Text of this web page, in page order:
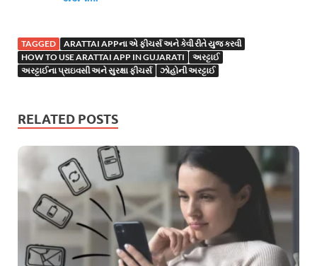
TAGGED
ARATTAI APPના એ ફીચર્સ અને કેવી રીતે યુજ કરવી
HOW TO USE ARATTAI APP IN GUJARATI
અરટ્ટાઈ
અરટ્ટાઈના પ્રાઇવસી અને સુરક્ષા ફીચર્સ
ઝોહોની અરટ્ટાઈ
RELATED POSTS